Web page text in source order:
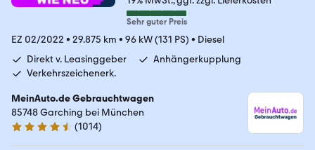
Sehr guter Preis
EZ 02/2022 • 29.875 km • 96 kW (131 PS) • Diesel
Direkt v. Leasinggeber
Anhängerkupplung
Verkehrszeichenerk.
MeinAuto.de Gebrauchtwagen
85748 Garching bei München
4.6 Sterne
(1014)